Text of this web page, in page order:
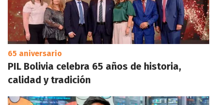
65 aniversario
PIL Bolivia celebra 65 años de historia,
calidad y tradición